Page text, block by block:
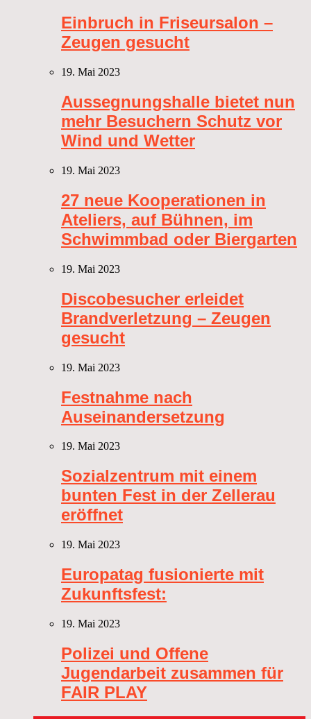
Einbruch in Friseursalon –
Zeugen gesucht
19. Mai 2023
Aussegnungshalle bietet nun
mehr Besuchern Schutz vor
Wind und Wetter
19. Mai 2023
27 neue Kooperationen in
Ateliers, auf Bühnen, im
Schwimmbad oder Biergarten
19. Mai 2023
Discobesucher erleidet
Brandverletzung – Zeugen
gesucht
19. Mai 2023
Festnahme nach
Auseinandersetzung
19. Mai 2023
Sozialzentrum mit einem
bunten Fest in der Zellerau
eröffnet
19. Mai 2023
Europatag fusionierte mit
Zukunftsfest:
19. Mai 2023
Polizei und Offene
Jugendarbeit zusammen für
FAIR PLAY